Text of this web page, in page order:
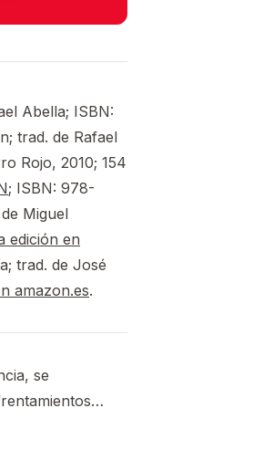
Abella; ISBN:
trad. de Rafael
Rojo, 2010; 154
; ISBN: 978-
Miguel
edición en
trad. de José
amazon.es.
se